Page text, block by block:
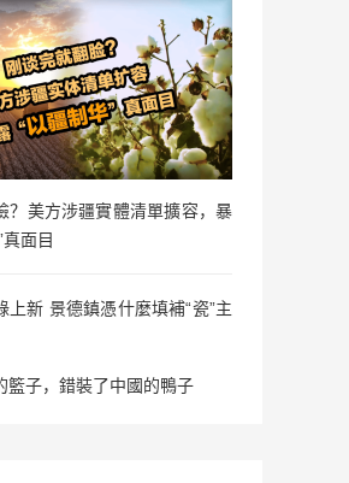
？美方涉疆實體清單擴容，暴
面目
上新 景德鎮憑什麼填補“瓷”主
籃子，錯裝了中國的鴨子